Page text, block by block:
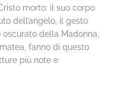
morto: il suo corpo
dell’angelo, il gesto
della Madonna,
fanno di questo
più note e